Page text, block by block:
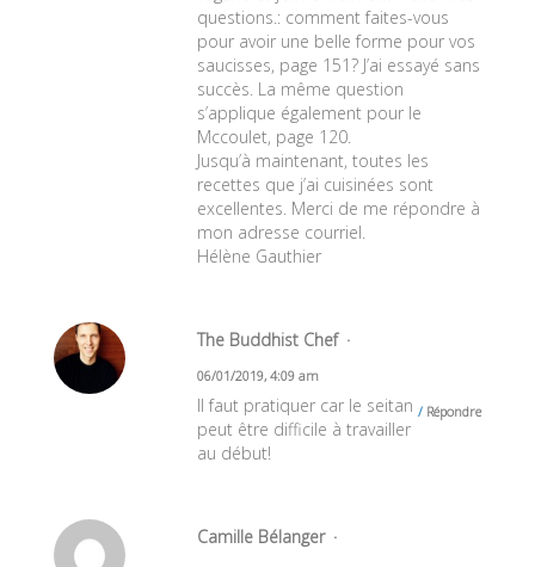
questions.: comment faites-vous
pour avoir une belle forme pour vos
saucisses, page 151? J’ai essayé sans
succès. La même question
s’applique également pour le
Mccoulet, page 120.
Jusqu’à maintenant, toutes les
recettes que j’ai cuisinées sont
excellentes. Merci de me répondre à
mon adresse courriel.
Hélène Gauthier
The Buddhist Chef
06/01/2019, 4:09 am
Répondre
Il faut pratiquer car le seitan
peut être difficile à travailler
au début!
Camille Bélanger